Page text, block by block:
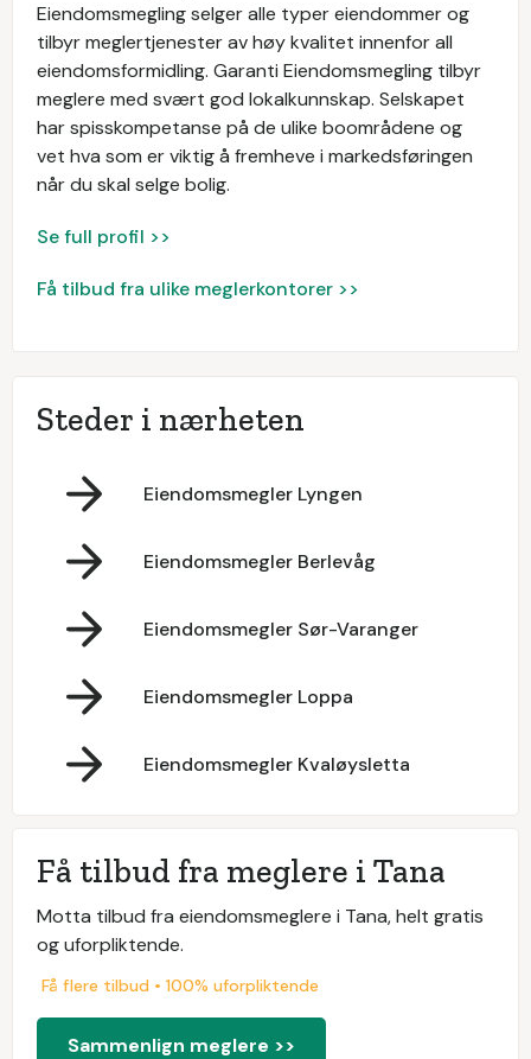
Eiendomsmegling selger alle typer eiendommer og
tilbyr meglertjenester av høy kvalitet innenfor all
eiendomsformidling. Garanti Eiendomsmegling tilbyr
meglere med svært god lokalkunnskap. Selskapet
har spisskompetanse på de ulike boområdene og
vet hva som er viktig å fremheve i markedsføringen
når du skal selge bolig.
Se full profil >>
Få tilbud fra ulike meglerkontorer >>
Steder i nærheten
Eiendomsmegler Lyngen
Eiendomsmegler Berlevåg
Eiendomsmegler Sør-Varanger
Eiendomsmegler Loppa
Eiendomsmegler Kvaløysletta
Få tilbud fra meglere i Tana
Motta tilbud fra eiendomsmeglere i Tana, helt gratis
og uforpliktende.
Få flere tilbud • 100% uforpliktende
Sammenlign meglere >>